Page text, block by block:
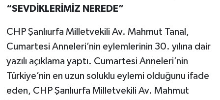
“SEVDİKLERİMİZ NEREDE”
CHP Şanlıurfa Milletvekili Av. Mahmut Tanal,
Cumartesi Anneleri’nin eylemlerinin 30. yılına dair
yazılı açıklama yaptı. Cumartesi Anneleri’nin
Türkiye’nin en uzun soluklu eylemi olduğunu ifade
eden, CHP Şanlıurfa Milletvekili Av. Mahmut